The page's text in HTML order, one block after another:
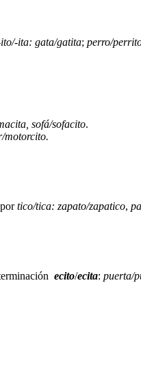
ita: gata/gatita; perro/
sofá/sofacito.
motorcito.
tico/tica: zapato/zapatico,
ecito/ecita: puerta/